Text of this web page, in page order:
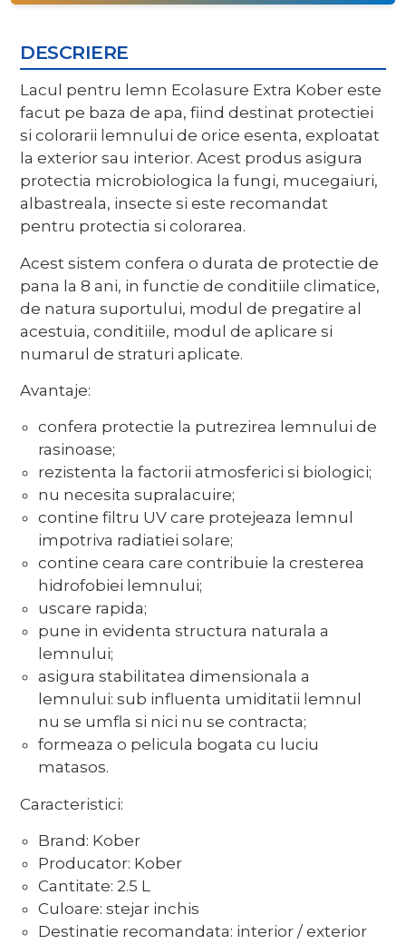
DESCRIERE
Lacul pentru lemn Ecolasure Extra Kober este
facut pe baza de apa, fiind destinat protectiei
si colorarii lemnului de orice esenta, exploatat
la exterior sau interior. Acest produs asigura
protectia microbiologica la fungi, mucegaiuri,
albastreala, insecte si este recomandat
pentru protectia si colorarea.
Acest sistem confera o durata de protectie de
pana la 8 ani, in functie de conditiile climatice,
de natura suportului, modul de pregatire al
acestuia, conditiile, modul de aplicare si
numarul de straturi aplicate.
Avantaje:
confera protectie la putrezirea lemnului de
rasinoase;
rezistenta la factorii atmosferici si biologici;
nu necesita supralacuire;
contine filtru UV care protejeaza lemnul
impotriva radiatiei solare;
contine ceara care contribuie la cresterea
hidrofobiei lemnului;
uscare rapida;
pune in evidenta structura naturala a
lemnului;
asigura stabilitatea dimensionala a
lemnului: sub influenta umiditatii lemnul
nu se umfla si nici nu se contracta;
formeaza o pelicula bogata cu luciu
matasos.
Caracteristici:
Brand: Kober
Producator: Kober
Cantitate: 2.5 L
Culoare: stejar inchis
Destinatie recomandata: interior / exterior